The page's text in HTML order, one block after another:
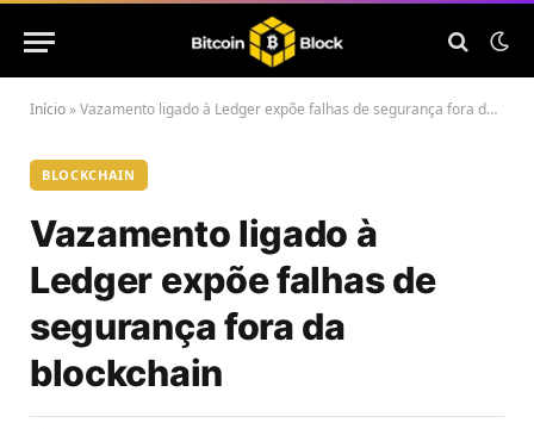
Início »Vazamento ligado à Ledger expõe falhas de segurança fora da blockchain
BLOCKCHAIN
Vazamento ligado à
Ledger expõe falhas de
segurança fora da
blockchain